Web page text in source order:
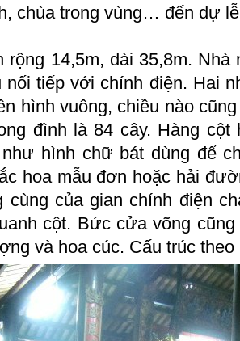
chùa trong vùng… đến dự
rộng 14,5m, dài 35,8m.
nối tiếp với chính điện. Hai
hình vuông, chiều nào
đình là 84 cây. Hàng cột
hình chữ bát dùng để
hoa mẫu đơn hoặc hải
cùng của gian chính điện
cột. Bức cửa võng
và hoa cúc. Cấu trúc